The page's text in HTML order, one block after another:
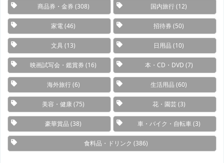
商品券・金券 (308) 国内旅行(12)
家電(46) 招待券 (50)
文具 (13) 日用品 (10)
映画試写会・鑑賞券 (16) 本・CD・DVD (7)
海外旅行(6) 生活用品 (60)
美容・健康(75) 花・園芸(3)
豪華賞品 (38) 車・バイク・自転車(3)
食料品・ドリンク (386)